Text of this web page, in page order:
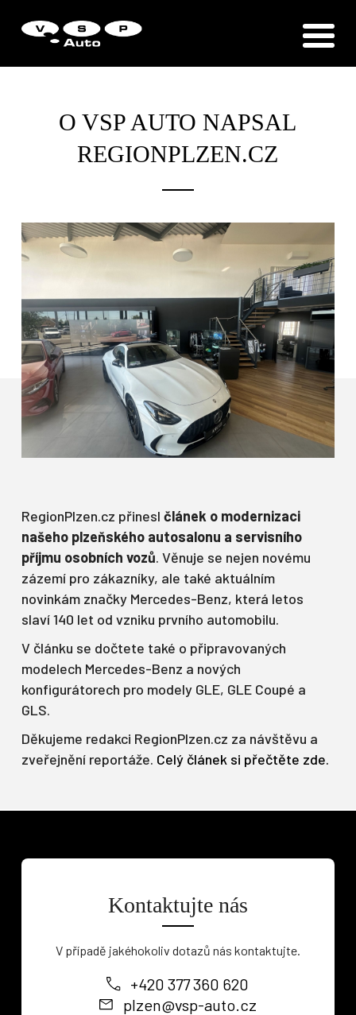
O VSP AUTO NAPSAL
REGIONPLZEN.CZ
RegionPlzen.cz přinesl článek o modernizaci
našeho plzeňského autosalonu a servisního
příjmu osobních vozů. Věnuje se nejen novému
zázemí pro zákazníky, ale také aktuálním
novinkám značky Mercedes-Benz, která letos
slaví 140 let od vzniku prvního automobilu.
V článku se dočtete také o připravovaných
modelech Mercedes-Benz a nových
konfigurátorech pro modely GLE, GLE Coupé a
GLS.
Děkujeme redakci RegionPlzen.cz za návštěvu a
zveřejnění reportáže. Celý článek si přečtěte zde.
Kontaktujte nás
V případě jakéhokoliv dotazů nás kontaktujte.
+420 377 360 620
plzen@vsp-auto.cz
Zákaznická podpora
Vítejte u VSP Auto s.r.o.